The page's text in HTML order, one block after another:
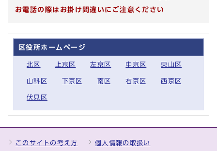
お電話の際はお掛け間違いにご注意ください
区役所ホームページ
北区 上京区 左京区 中京区 東山区
山科区 下京区 南区 右京区 西京区
伏見区
このサイトの考え方 個人情報の取扱い